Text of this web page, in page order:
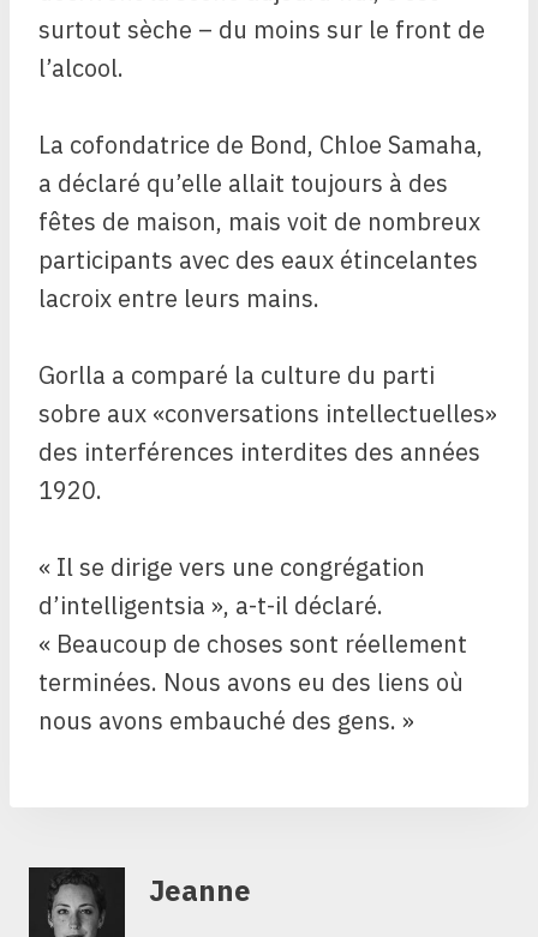
surtout sèche – du moins sur le front de
l’alcool.
La cofondatrice de Bond, Chloe Samaha,
a déclaré qu’elle allait toujours à des
fêtes de maison, mais voit de nombreux
participants avec des eaux étincelantes
lacroix entre leurs mains.
Gorlla a comparé la culture du parti
sobre aux «conversations intellectuelles»
des interférences interdites des années
1920.
« Il se dirige vers une congrégation
d’intelligentsia », a-t-il déclaré.
« Beaucoup de choses sont réellement
terminées. Nous avons eu des liens où
nous avons embauché des gens. »
Jeanne